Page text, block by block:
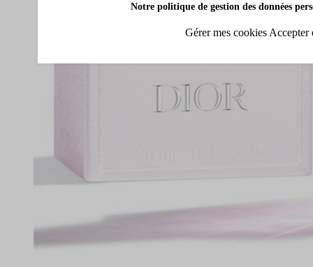
Notre politique de gestion des données
Gérer mes cookies Accepter